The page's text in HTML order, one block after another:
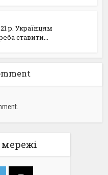
р. Українцям
ставити...
мережі